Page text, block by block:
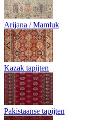
Arijana / Mamluk
Kazak tapijten
Pakistaanse tapijten